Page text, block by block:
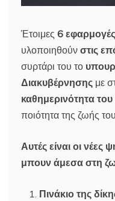
Έτοιμες 6 εφαρμογές
υλοποιηθούν στις
συρτάρι του το
Διακυβέρνησης με
καθημερινότητα του
ποιότητα της ζωής του.
Αυτές είναι οι
μπουν άμεσα στη
Πινάκιο της